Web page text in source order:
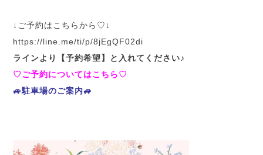
↓ご予約はこちらから♡↓
https://line.me/ti/p/8jEgQF02di
ラインより【予約希望】と入れてください♪
♡ご予約についてはこちら♡
🚙駐車場のご案内🚙